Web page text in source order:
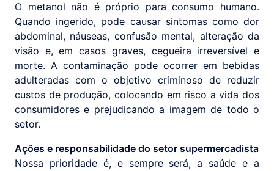
O metanol não é próprio para consumo humano.
Quando ingerido, pode causar sintomas como dor
abdominal, náuseas, confusão mental, alteração da
visão e, em casos graves, cegueira irreversível e
morte. A contaminação pode ocorrer em bebidas
adulteradas com o objetivo criminoso de reduzir
custos de produção, colocando em risco a vida dos
consumidores e prejudicando a imagem de todo o
setor.
Ações e responsabilidade do setor supermercadista
Nossa prioridade é, e sempre será, a saúde e a